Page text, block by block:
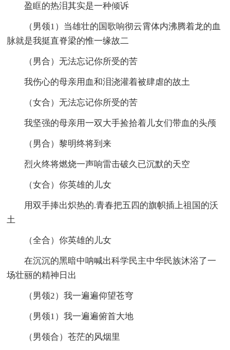
盈眶的热泪其实是一种倾诉
（男领1）当雄壮的国歌响彻云霄体内沸腾着龙的血
脉就是我挺直脊梁的惟一缘故二
（男合）无法忘记你所受的苦
我伤心的母亲用血和泪浇灌着被肆虐的故土
（女合）无法忘记你所受的苦
我坚强的母亲用一双大手捡拾着儿女们带血的头颅
（男合）黎明终将到来
烈火终将燃烧一声响雷击破久已沉默的天空
（女合）你英雄的儿女
用双手捧出炽热的.青春把五四的旗帜插上祖国的沃
土
（全合）你英雄的儿女
在沉沉的黑暗中呐喊出科学民主中华民族沐浴了一
场壮丽的精神日出
（男领2）我一遍遍仰望苍穹
（男领1）我一遍遍俯首大地
（男领合）苍茫的风烟里